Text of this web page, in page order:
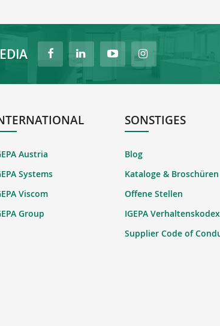
Austria
Systems
Viscom
Group
SONSTIGES
Blog
Kataloge & Broschüren
Offene Stellen
IGEPA Verhaltenskodex
Supplier Code of